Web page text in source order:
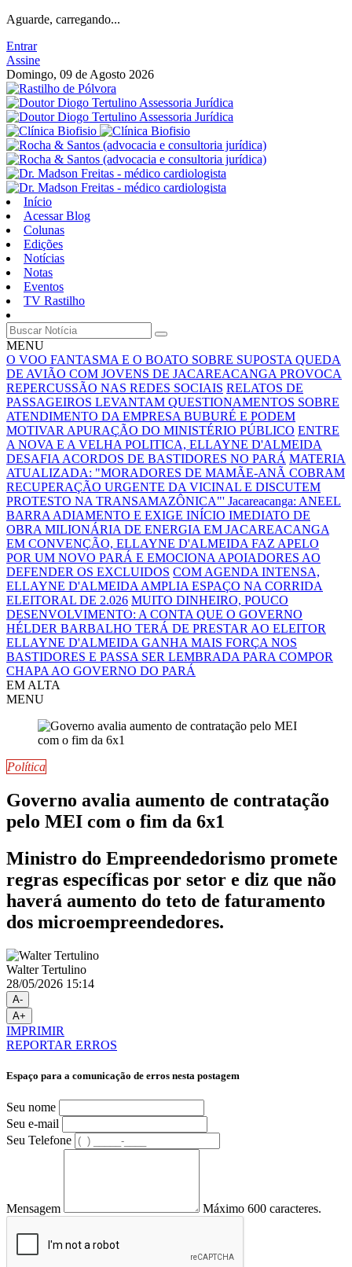
Aguarde, carregando...
Entrar
Assine
Domingo, 09 de Agosto 2026
Início
Acessar Blog
Colunas
Edições
Notícias
Notas
Eventos
TV Rastilho
MENU
O VOO FANTASMA E O BOATO SOBRE SUPOSTA QUEDA
DE AVIÃO COM JOVENS DE JACAREACANGA PROVOCA
REPERCUSSÃO NAS REDES SOCIAIS RELATOS DE
PASSAGEIROS LEVANTAM QUESTIONAMENTOS SOBRE
ATENDIMENTO DA EMPRESA BUBURÉ E PODEM
MOTIVAR APURAÇÃO DO MINISTÉRIO PÚBLICO ENTRE
A NOVA E A VELHA POLITICA, ELLAYNE D'ALMEIDA
DESAFIA ACORDOS DE BASTIDORES NO PARÁ MATERIA
ATUALIZADA: "MORADORES DE MAMÃE-ANÃ COBRAM
RECUPERAÇÃO URGENTE DA VICINAL E DISCUTEM
PROTESTO NA TRANSAMAZÔNICA"' Jacareacanga: ANEEL
BARRA ADIAMENTO E EXIGE INÍCIO IMEDIATO DE
OBRA MILIONÁRIA DE ENERGIA EM JACAREACANGA
EM CONVENÇÃO, ELLAYNE D'ALMEIDA FAZ APELO
POR UM NOVO PARÁ E EMOCIONA APOIADORES AO
DEFENDER OS EXCLUIDOS COM AGENDA INTENSA,
ELLAYNE D'ALMEIDA AMPLIA ESPAÇO NA CORRIDA
ELEITORAL DE 2.026 MUITO DINHEIRO, POUCO
DESENVOLVIMENTO: A CONTA QUE O GOVERNO
HÉLDER BARBALHO TERÁ DE PRESTAR AO ELEITOR
ELLAYNE D'ALMEIDA GANHA MAIS FORÇA NOS
BASTIDORES E PASSA SER LEMBRADA PARA COMPOR
CHAPA AO GOVERNO DO PARÁ
EM ALTA
MENU
Política
Governo avalia aumento de contratação
pelo MEI com o fim da 6x1
Ministro do Empreendedorismo promete
regras específicas por setor e diz que não
haverá aumento do teto de faturamento
dos microempreendedores.
Walter Tertulino
28/05/2026 15:14
A-
A+
IMPRIMIR
REPORTAR ERROS
Espaço para a comunicação de erros nesta postagem
Seu nome
Seu e-mail
Seu Telefone
Mensagem Máximo 600 caracteres.